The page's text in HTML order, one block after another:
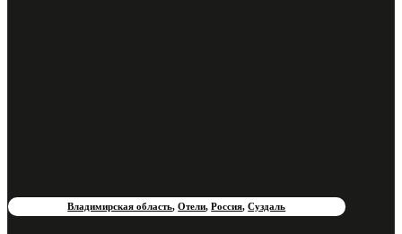
Владимирская область,Отели,Россия,Суздаль